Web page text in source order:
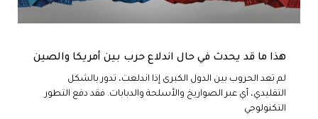
هذا ما قد يحدث في حال اندلاع حرب بين أمريكا والصين
لم تعد الحروب بين الدول الكبرى إذا اندلعت، تدور بالشكل
التقليدي، أي عبر الصواريخ والأسلحة والدبابات. فقد دفع التطور
التكنولوجي